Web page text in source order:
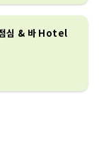
점심 & 바 Hotel